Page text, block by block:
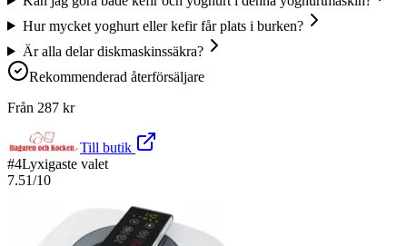
Hur mycket yoghurt eller kefir får plats i burken?
Är alla delar diskmaskinssäkra?
Rekommenderad återförsäljare
Från 287 kr
Till butik
#4Lyxigaste valet
7.51/10